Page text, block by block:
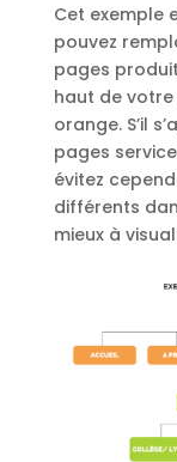
Cet exemple
pouvez
pages
haut de
orange. S’il
pages
évitez
différents
mieux à